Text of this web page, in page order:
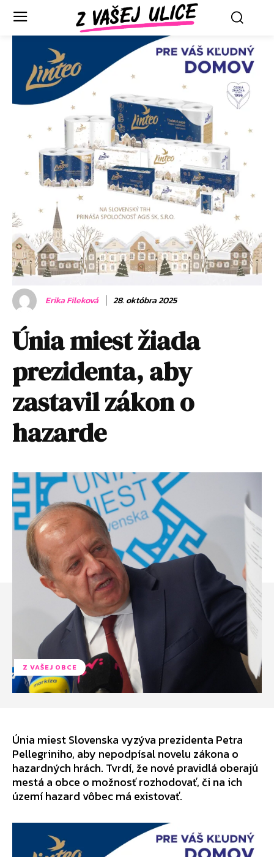
Erika Fileková 28. októbra 2025
Únia miest žiada
prezidenta, aby
zastavil zákon o
hazarde
Z VAŠEJ OBCE
Únia miest Slovenska vyzýva prezidenta Petra
Pellegriniho, aby nepodpísal novelu zákona o
hazardných hrách. Tvrdí, že nové pravidlá oberajú
mestá a obce o možnosť rozhodovať, či na ich
území hazard vôbec má existovať.